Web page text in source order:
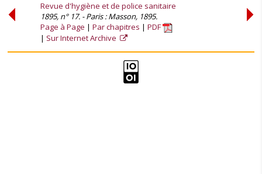
Revue d'hygiène et de police sanitaire
1895, n° 17. - Paris : Masson, 1895.
Page à Page
Par chapitres
PDF
Sur Internet Archive